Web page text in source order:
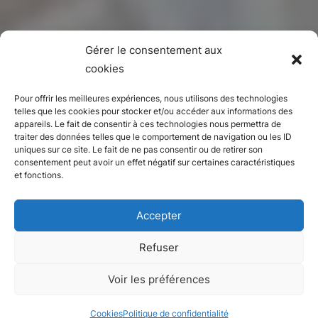
Gérer le consentement aux
cookies
Pour offrir les meilleures expériences, nous utilisons des technologies
telles que les cookies pour stocker et/ou accéder aux informations des
appareils. Le fait de consentir à ces technologies nous permettra de
traiter des données telles que le comportement de navigation ou les ID
uniques sur ce site. Le fait de ne pas consentir ou de retirer son
consentement peut avoir un effet négatif sur certaines caractéristiques
et fonctions.
Accepter
Refuser
Voir les préférences
CookiesPolitique de confidentialité